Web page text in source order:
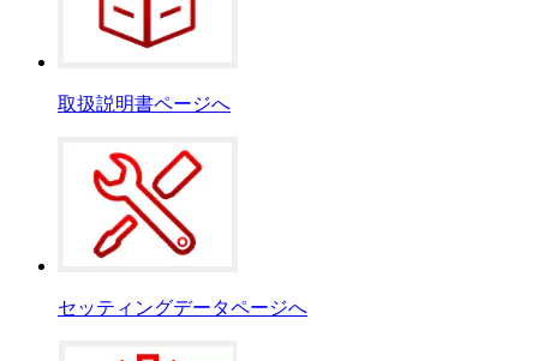
取扱説明書ページへ
セッティングデータページへ